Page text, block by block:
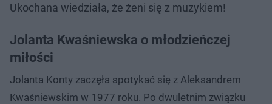
Ukochana wiedziała, że żeni się z muzykiem!
Jolanta Kwaśniewska o młodzieńczej
miłości
Jolanta Konty zaczęła spotykać się z Aleksandrem
Kwaśniewskim w 1977 roku. Po dwuletnim związku